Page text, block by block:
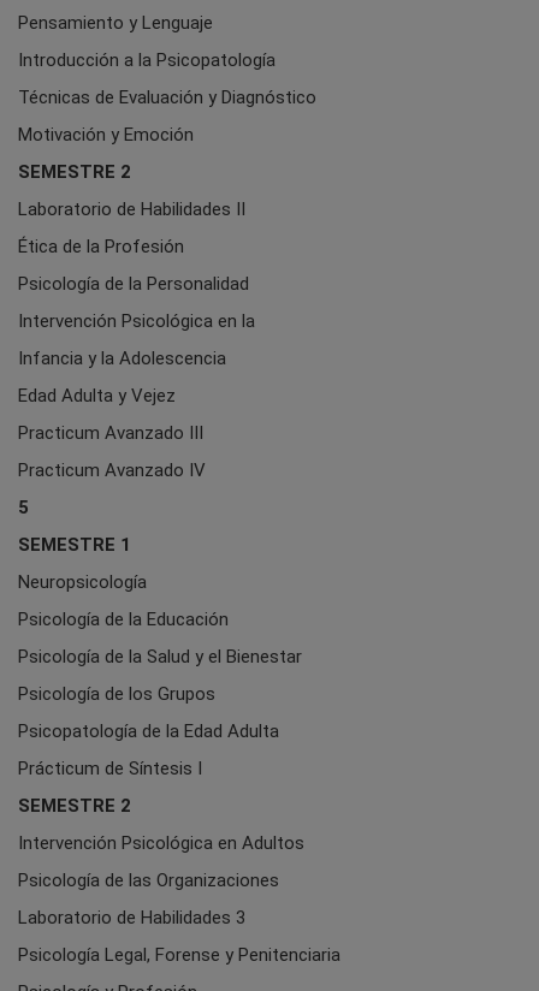
Pensamiento y Lenguaje
Introducción a la Psicopatología
Técnicas de Evaluación y Diagnóstico
Motivación y Emoción
SEMESTRE 2
Laboratorio de Habilidades II
Ética de la Profesión
Psicología de la Personalidad
Intervención Psicológica en la
Infancia y la Adolescencia
Edad Adulta y Vejez
Practicum Avanzado III
Practicum Avanzado IV
5
SEMESTRE 1
Neuropsicología
Psicología de la Educación
Psicología de la Salud y el Bienestar
Psicología de los Grupos
Psicopatología de la Edad Adulta
Prácticum de Síntesis I
SEMESTRE 2
Intervención Psicológica en Adultos
Psicología de las Organizaciones
Laboratorio de Habilidades 3
Psicología Legal, Forense y Penitenciaria